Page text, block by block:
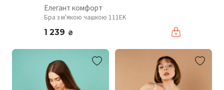
Елегант комфорт
Бра з м'якою чашкою 111EK
1 239 ₴